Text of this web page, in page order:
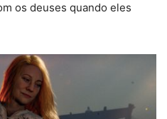
os deuses quando eles